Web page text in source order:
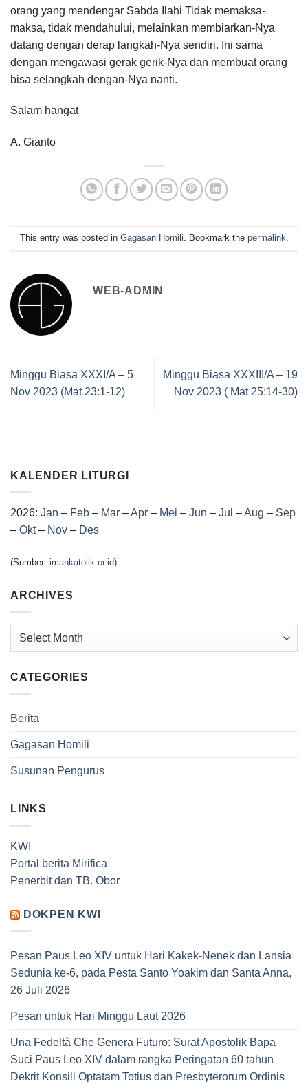
KALENDER LITURGI
2026: Jan – Feb – Mar –Apr – Mei – Jun – Jul –Aug – Sep
– Okt– Nov – Des
(Sumber: imankatolik.or.id)
ARCHIVES
Archives
CATEGORIES
Berita
Gagasan Homili
Susunan Pengurus
LINKS
KWI
Portal berita Mirifica
Penerbit dan TB. Obor
DOKPEN KWI
Pesan Paus Leo XIV untuk Hari Kakek-Nenek dan Lansia
Sedunia ke-6, pada Pesta Santo Yoakim dan Santa Anna,
26 Juli 2026
Pesan untuk Hari Minggu Laut 2026
Una Fedeltà Che Genera Futuro: Surat Apostolik Bapa
Suci Paus Leo XIV dalam rangka Peringatan 60 tahun
Dekrit Konsili Optatam Totius dan Presbyterorum Ordinis
orang yang mendengar Sabda Ilahi Tidak memaksa-
maksa, tidak mendahului, melainkan membiarkan-Nya
datang dengan derap langkah-Nya sendiri. Ini sama
dengan mengawasi gerak gerik-Nya dan membuat orang
bisa selangkah dengan-Nya nanti.
Salam hangat
A. Gianto
This entry was posted in Gagasan Homili. Bookmark the permalink.
WEB-ADMIN
Minggu Biasa XXXI/A – 5
Nov 2023 (Mat 23:1-12)
Minggu Biasa XXXIII/A – 19
Nov 2023 ( Mat 25:14-30)